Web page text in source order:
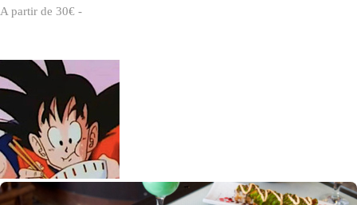
A partir de 30€ -